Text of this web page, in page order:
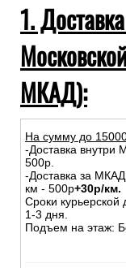
1.
МКАД):
На сумму до 15
-Доставка внутри
500р.
-Доставка за
км - 500р+30р/км.
Сроки курьерской
1-3 дня.
Подъем на этаж: